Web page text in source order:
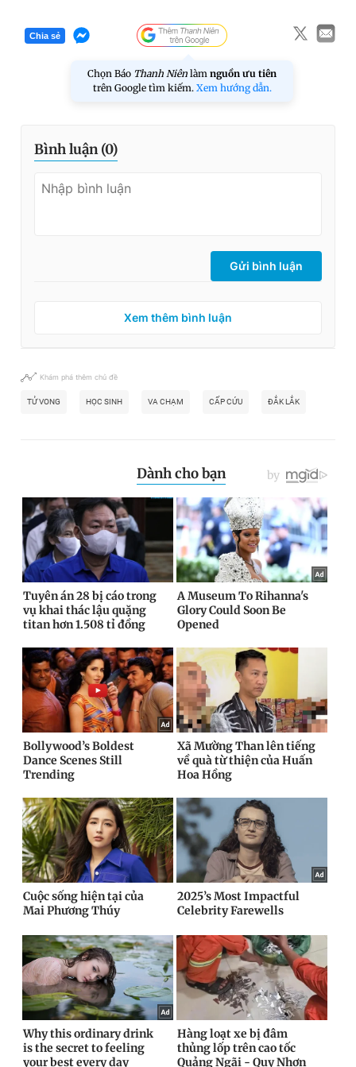
Chia sẻ
Chọn Báo Thanh Niên làm nguồn ưu tiên
trên Google tìm kiếm. Xem hướng dẫn.
Bình luận (0)
Gửi bình luận
Xem thêm bình luận
Khám phá thêm chủ đề
TỬ VONG HỌC SINH VA CHẠM CẤP CỨU ĐẮK LẮK